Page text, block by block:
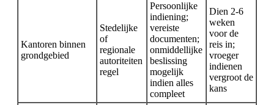
Kantoren binnen
grondgebied
Stedelijke
of
regionale
autoriteiten
regel
Persoonlijke
indiening;
vereiste
documenten;
onmiddellijke
beslissing
mogelijk
indien alles
compleet
Dien 2-6
weken
voor de
reis in;
vroeger
indienen
vergroot de
kans